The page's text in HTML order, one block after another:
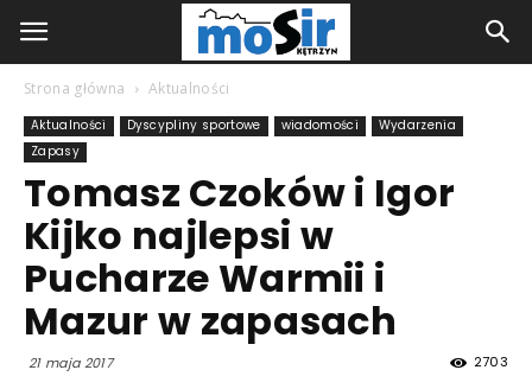
Strona główna Aktualności
Aktualności Dyscypliny sportowe wiadomości
Wydarzenia
Zapasy
Tomasz Czoków i Igor
Kijko najlepsi w
Pucharze Warmii i
Mazur w zapasach
21 maja 2017 2703